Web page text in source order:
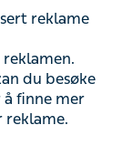
reklame
du besøke
finne mer
reklame.